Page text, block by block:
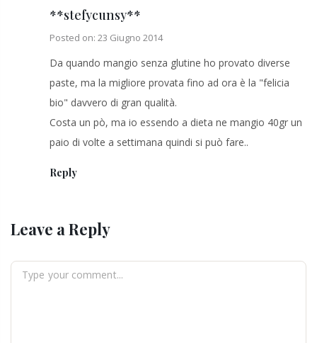
**stefycunsy**
Posted on: 23 Giugno 2014
Da quando mangio senza glutine ho provato diverse
paste, ma la migliore provata fino ad ora è la "felicia
bio" davvero di gran qualità.
Costa un pò, ma io essendo a dieta ne mangio 40gr un
paio di volte a settimana quindi si può fare..
Reply
Leave a Reply